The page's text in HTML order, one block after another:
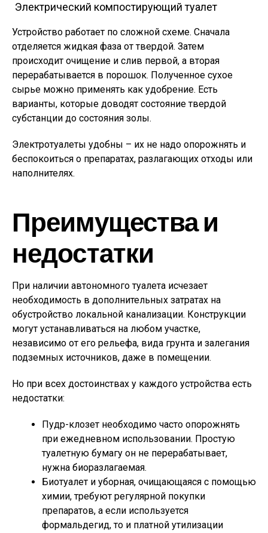
Электрический компостирующий туалет
Устройство работает по сложной схеме. Сначала
отделяется жидкая фаза от твердой. Затем
происходит очищение и слив первой, а вторая
перерабатывается в порошок. Полученное сухое
сырье можно применять как удобрение. Есть
варианты, которые доводят состояние твердой
субстанции до состояния золы.
Электротуалеты удобны – их не надо опорожнять и
беспокоиться о препаратах, разлагающих отходы или
наполнителях.
Преимущества и
недостатки
При наличии автономного туалета исчезает
необходимость в дополнительных затратах на
обустройство локальной канализации. Конструкции
могут устанавливаться на любом участке,
независимо от его рельефа, вида грунта и залегания
подземных источников, даже в помещении.
Но при всех достоинствах у каждого устройства есть
недостатки:
Пудр-клозет необходимо часто опорожнять
при ежедневном использовании. Простую
туалетную бумагу он не перерабатывает,
нужна биоразлагаемая.
Биотуалет и уборная, очищающаяся с помощью
химии, требуют регулярной покупки
препаратов, а если используется
формальдегид, то и платной утилизации